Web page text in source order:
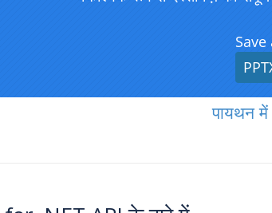
पायथन में